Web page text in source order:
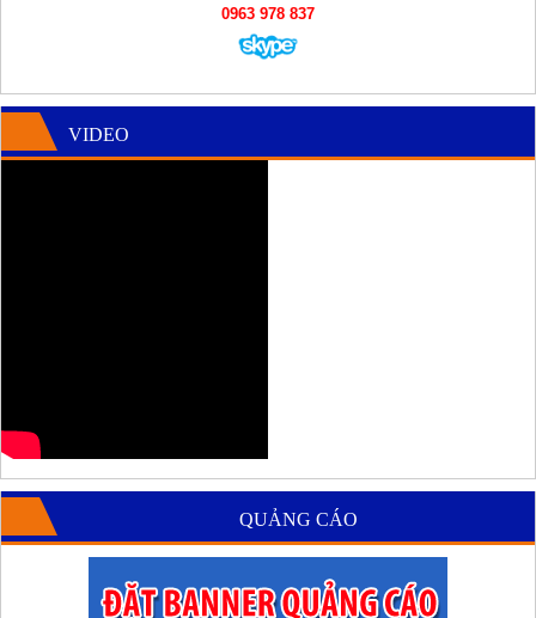
0963 978 837
VIDEO
QUẢNG CÁO